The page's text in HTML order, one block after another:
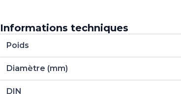
Informations techniques
Poids
Diamètre (mm)
DIN